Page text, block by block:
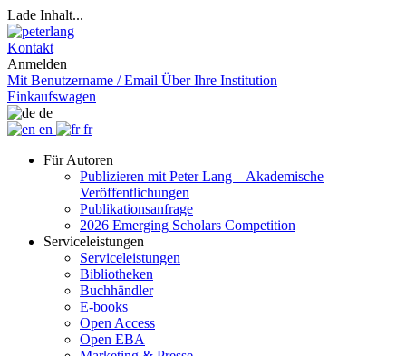
Lade Inhalt...
Kontakt
Anmelden
Mit Benutzername / Email Über Ihre Institution
Einkaufswagen
de
en
fr
Für Autoren
Publizieren mit Peter Lang – Akademische
Veröffentlichungen
Publikationsanfrage
2026 Emerging Scholars Competition
Serviceleistungen
Serviceleistungen
Bibliotheken
Buchhändler
E-books
Open Access
Open EBA